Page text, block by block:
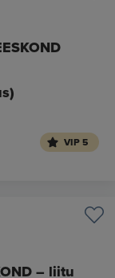
VIP 5
– liitu